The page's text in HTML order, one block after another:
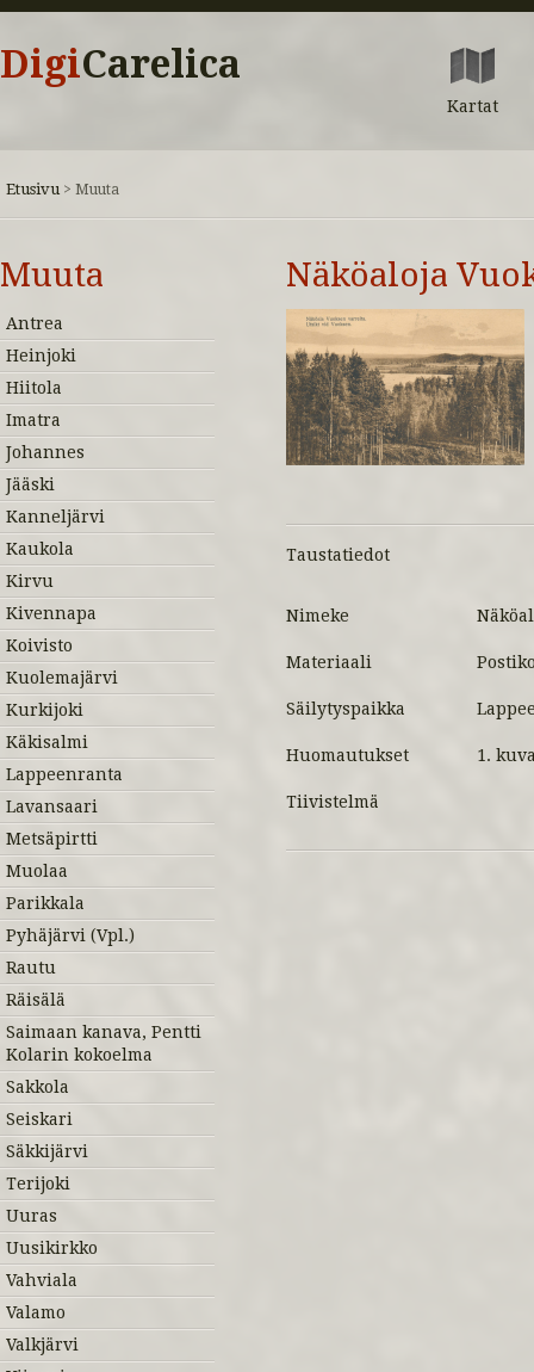
DigiCarelica
Kartat
Etusivu > Muuta
Muuta
Antrea
Heinjoki
Hiitola
Imatra
Johannes
Jääski
Kanneljärvi
Kaukola
Kirvu
Kivennapa
Koivisto
Kuolemajärvi
Kurkijoki
Käkisalmi
Lappeenranta
Lavansaari
Metsäpirtti
Muolaa
Parikkala
Pyhäjärvi (Vpl.)
Rautu
Räisälä
Saimaan kanava, Pentti
Kolarin kokoelma
Sakkola
Seiskari
Säkkijärvi
Terijoki
Uuras
Uusikirkko
Vahviala
Valamo
Valkjärvi
Näköaloja
Taustatiedot
Nimeke
Materiaali
Säilytyspaikka
Huomautukset 1.
Tiivistelmä